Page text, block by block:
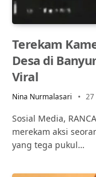
Terekam
Desa di
Viral
Nina Nurmalasari 27
Sosial Media,
merekam aksi
yang tega pukul…